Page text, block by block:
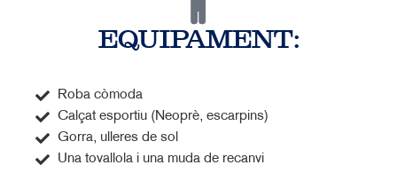
EQUIPAMENT:
Roba còmoda
Calçat esportiu (Neoprè, escarpins)
Gorra, ulleres de sol
Una tovallola i una muda de recanvi